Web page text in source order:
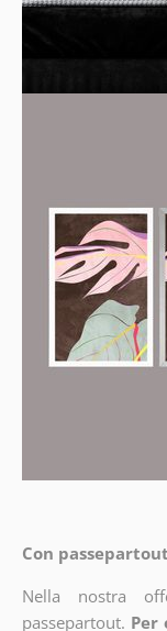
Con
Nella nostra
passepartout. Per